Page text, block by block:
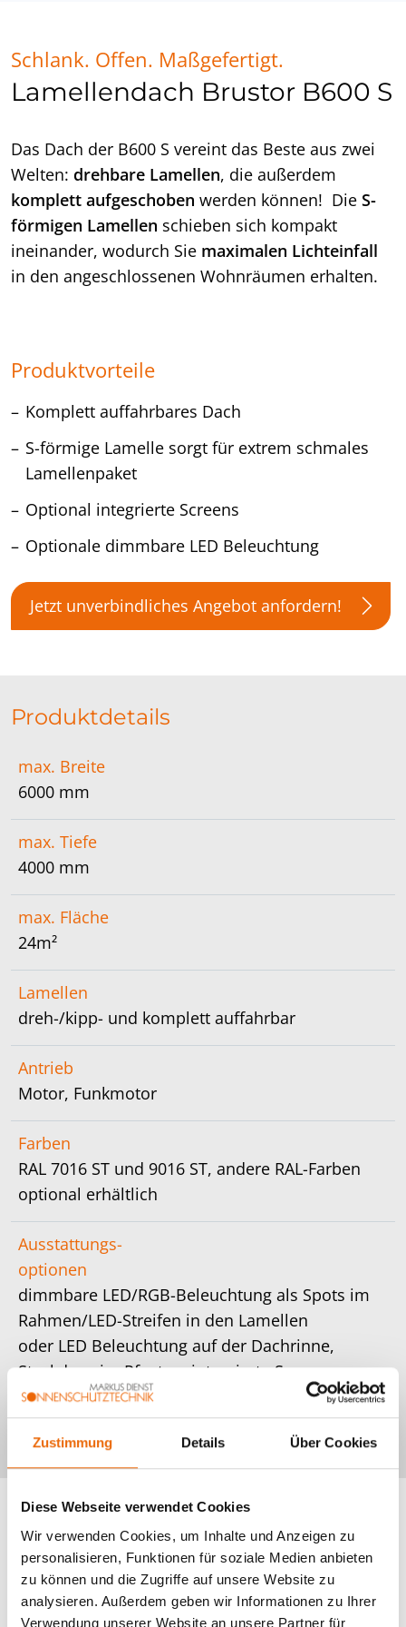
Zustimmung Details Über Cookies
Diese Webseite verwendet Cookies
Wir verwenden Cookies, um Inhalte und Anzeigen zu
personalisieren, Funktionen für soziale Medien anbieten
zu können und die Zugriffe auf unsere Website zu
analysieren. Außerdem geben wir Informationen zu Ihrer
Verwendung unserer Website an unsere Partner für
Schlank. Offen. Maßgefertigt.
Lamellendach Brustor B600 S
Das Dach der B600 S vereint das Beste aus zwei
Welten: drehbare Lamellen, die außerdem
komplett aufgeschoben werden können! Die S-
förmigen Lamellen schieben sich kompakt
ineinander, wodurch Sie maximalen Lichteinfall
in den angeschlossenen Wohnräumen erhalten.
Produktvorteile
Komplett auffahrbares Dach
S-förmige Lamelle sorgt für extrem schmales
Lamellenpaket
Optional integrierte Screens
Optionale dimmbare LED Beleuchtung
Jetzt unverbindliches Angebot anfordern!
Produktdetails
max. Breite
6000 mm
max. Tiefe
4000 mm
max. Fläche
24m²
Lamellen
dreh-/kipp- und komplett auffahrbar
Antrieb
Motor, Funkmotor
Farben
RAL 7016 ST und 9016 ST, andere RAL-Farben
optional erhältlich
Ausstattungs-
optionen
dimmbare LED/RGB-Beleuchtung als Spots im
Rahmen/LED-Streifen in den Lamellen
oder LED Beleuchtung auf der Dachrinne,
Steckdose im Pfosten, integrierte Screens,
Holz-Schiebeelemente, Glasschiebe-Elemente,
integrierte Bluetooth-Lautsprecher, Heizstrahler